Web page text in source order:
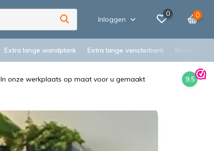
Inloggen
0 0
Extra lange wandplank Extra lange vensterbank Bezorging
In onze werkplaats op maat voor u gemaakt 9,5